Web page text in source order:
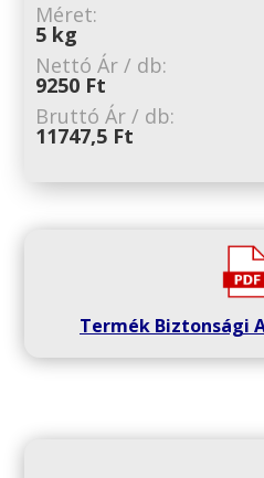
Méret:
5 kg
Nettó Ár / db:
9250 Ft
Bruttó Ár / db:
11747,5 Ft
Termék Biztonsági